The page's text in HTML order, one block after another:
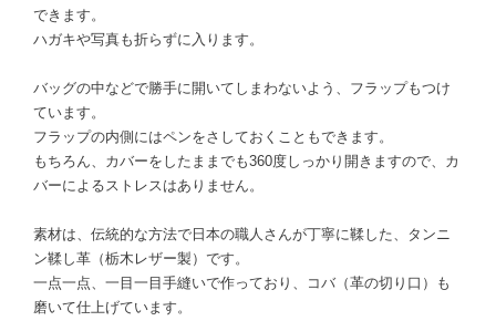
できます。
ハガキや写真も折らずに入ります。
バッグの中などで勝手に開いてしまわないよう、フラップもつけ
ています。
フラップの内側にはペンをさしておくこともできます。
もちろん、カバーをしたままでも360度しっかり開きますので、カ
バーによるストレスはありません。
素材は、伝統的な方法で日本の職人さんが丁寧に鞣した、タンニ
ン鞣し革（栃木レザー製）です。
一点一点、一目一目手縫いで作っており、コバ（革の切り口）も
磨いて仕上げています。